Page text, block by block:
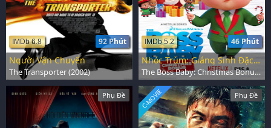
92 Phút
IMDb 6.8
Người Vận Chuyển
The Transporter (2002)
46 Phút
IMDb 5.2
Nhóc Trùm: Giáng Sinh Đặc Biệt
The Boss Baby: Christmas Bonus (2022)
Phụ Đề Phụ Đề
C-MOVIE